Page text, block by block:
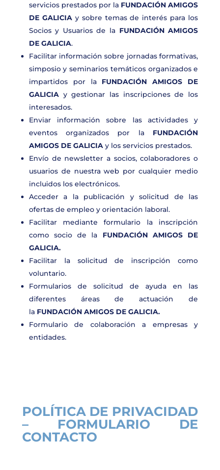
servicios prestados por la FUNDACIÓN AMIGOS
DE GALICIA y sobre temas de interés para los
Socios y Usuarios de la FUNDACIÓN AMIGOS
DE GALICIA.
Facilitar información sobre jornadas formativas,
simposio y seminarios temáticos organizados e
impartidos por la FUNDACIÓN AMIGOS DE
GALICIA y gestionar las inscripciones de los
interesados.
Enviar información sobre las actividades y
eventos organizados por la FUNDACIÓN
AMIGOS DE GALICIA y los servicios prestados.
Envío de newsletter a socios, colaboradores o
usuarios de nuestra web por cualquier medio
incluidos los electrónicos.
Acceder a la publicación y solicitud de las
ofertas de empleo y orientación laboral.
Facilitar mediante formulario la inscripción
como socio de la FUNDACIÓN AMIGOS DE
GALICIA.
Facilitar la solicitud de inscripción como
voluntario.
Formularios de solicitud de ayuda en las
diferentes áreas de actuación de
la FUNDACIÓN AMIGOS DE GALICIA.
Formulario de colaboración a empresas y
entidades.
POLÍTICA DE PRIVACIDAD
– FORMULARIO DE
CONTACTO